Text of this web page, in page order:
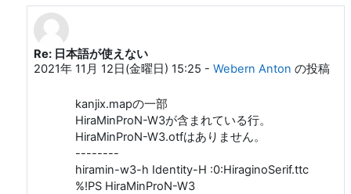
Yamamoto Munehiro "munepi" への返信
Re: 日本語が使えない
2021年 11月 12日(金曜日) 15:25 - Webern Anton の投稿
kanjix.mapの一部
HiraMinProN-W3が含まれている行。
HiraMinProN-W3.otfはありません。
--------
hiramin-w3-h Identity-H :0:HiraginoSerif.ttc
%!PS HiraMinProN-W3